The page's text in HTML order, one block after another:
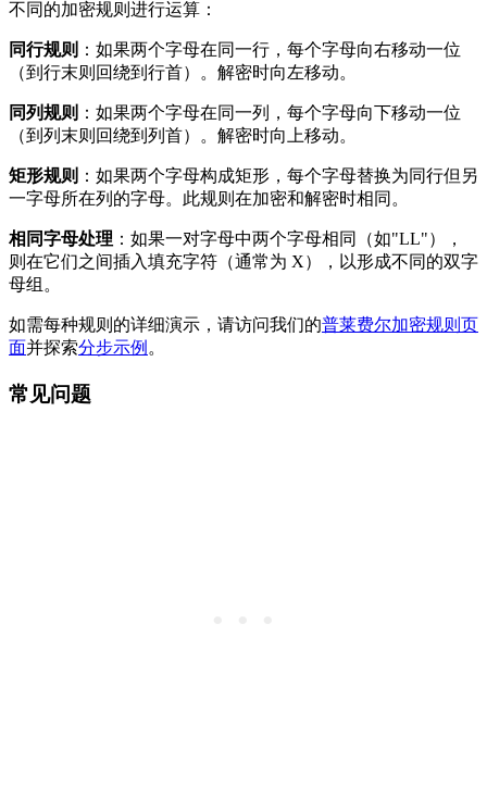
不同的加密规则进行运算：
同行规则 ：如果两个字母在同一行，每个字母向右移动一位
（到行末则回绕到行首）。解密时向左移动。
同列规则 ：如果两个字母在同一列，每个字母向下移动一位
（到列末则回绕到列首）。解密时向上移动。
矩形规则 ：如果两个字母构成矩形，每个字母替换为同行但另
一字母所在列的字母。此规则在加密和解密时相同。
相同字母处理 ：如果一对字母中两个字母相同（如"LL"），
则在它们之间插入填充字符（通常为 X），以形成不同的双字
母组。
如需每种规则的详细演示，请访问我们的普莱费尔加密规则页
面并探索分步示例 。
常见问题